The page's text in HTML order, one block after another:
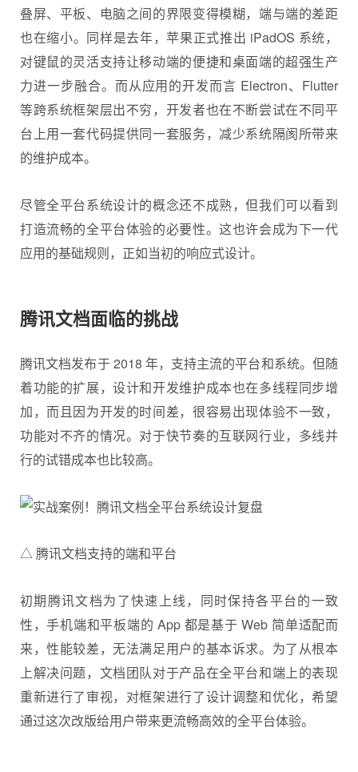
叠屏、平板、电脑之间的界限变得模糊，端与端的差距
也在缩小。同样是去年，苹果正式推出 iPadOS 系统，
对键鼠的灵活支持让移动端的便捷和桌面端的超强生产
力进一步融合。而从应用的开发而言 Electron、Flutter
等跨系统框架层出不穷，开发者也在不断尝试在不同平
台上用一套代码提供同一套服务，减少系统隔阂所带来
的维护成本。
尽管全平台系统设计的概念还不成熟，但我们可以看到
打造流畅的全平台体验的必要性。这也许会成为下一代
应用的基础规则，正如当初的响应式设计。
腾讯文档面临的挑战
腾讯文档发布于 2018 年，支持主流的平台和系统。但随
着功能的扩展，设计和开发维护成本也在多线程同步增
加，而且因为开发的时间差，很容易出现体验不一致，
功能对不齐的情况。对于快节奏的互联网行业，多线并
行的试错成本也比较高。
△ 腾讯文档支持的端和平台
初期腾讯文档为了快速上线，同时保持各平台的一致
性，手机端和平板端的 App 都是基于 Web 简单适配而
来，性能较差，无法满足用户的基本诉求。为了从根本
上解决问题，文档团队对于产品在全平台和端上的表现
重新进行了审视，对框架进行了设计调整和优化，希望
通过这次改版给用户带来更流畅高效的全平台体验。